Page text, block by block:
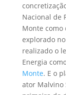
Nacional de
Monte
explorado no
realizado o
Energia
Monte. E o
ator Malvino